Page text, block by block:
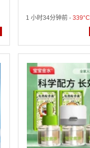
1 小时34分钟前 - 339°C